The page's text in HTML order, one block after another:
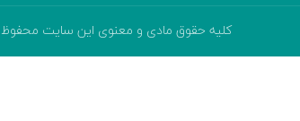
کلیه حقوق مادی و معنوی این سایت محفوظ و